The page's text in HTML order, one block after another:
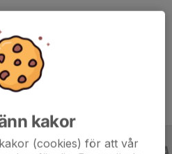
kakor
(cookies) för att vår